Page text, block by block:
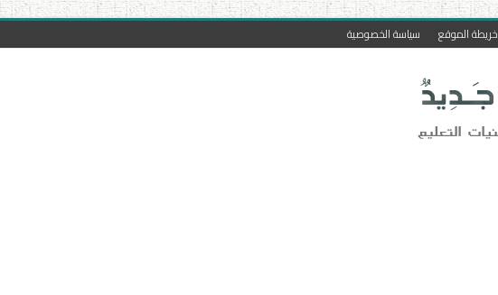
خريطة الموقع سياسة الخصوصية